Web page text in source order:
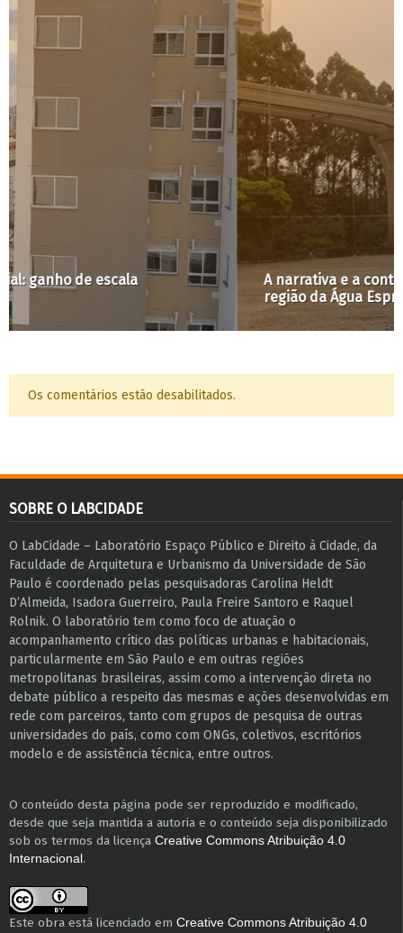
A narrativa e a contra-narrativa – Remoções na
região da Água Espraiada
Os comentários estão desabilitados.
SOBRE O LABCIDADE
O LabCidade – Laboratório Espaço Público e Direito à Cidade, da
Faculdade de Arquitetura e Urbanismo da Universidade de São
Paulo é coordenado pelas pesquisadoras Carolina Heldt
D’Almeida, Isadora Guerreiro, Paula Freire Santoro e Raquel
Rolnik. O laboratório tem como foco de atuação o
acompanhamento crítico das políticas urbanas e habitacionais,
particularmente em São Paulo e ​em outras regiões
metropolitanas brasileiras, assim como a intervenção direta no
debate público a respeito das mesmas e ações desenvolvidas em
r​e​de com parceiros, tanto com grupos de pesquisa ​de outras
universidades do país, como com ONGs, coletivos, escritórios
modelo e de assistência técnica​, entre outros​.
O conteúdo desta página pode ser reproduzido e modificado,
desde que seja mantida a autoria e o conteúdo seja disponibilizado
sob os termos da licença Creative Commons Atribuição 4.0
Internacional .
Este obra está licenciado em Creative Commons Atribuição 4.0